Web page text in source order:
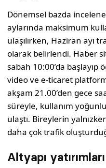
Dönemsel bazda
aylarında maksimum
ulaşılırken, Haziran ayı
olarak belirlendi. Haber
sabah 10:00’da başlayıp
video ve e-ticaret
akşam 21.00’den gece
süreyle, kullanım
ulaştı. Bireylerin
daha çok trafik
Altyapı